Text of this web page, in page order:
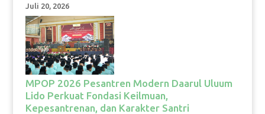
Juli 20, 2026
MPOP 2026 Pesantren Modern Daarul Uluum
Lido Perkuat Fondasi Keilmuan,
Kepesantrenan, dan Karakter Santri